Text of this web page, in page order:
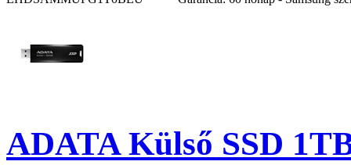
ADATA Külső SSD